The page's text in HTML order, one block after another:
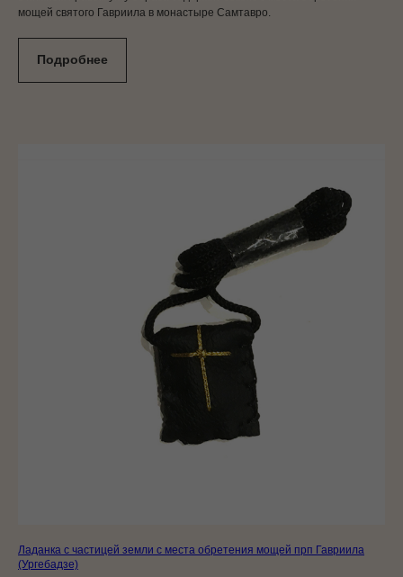
мощей святого Гавриила в монастыре Самтавро.
Подробнее
Ладанка с частицей земли с места обретения мощей прп Гавриила
(Ургебадзе)